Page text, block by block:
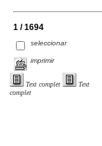
1 / 1694
seleccionar
imprimir
Text complet
Text
complet